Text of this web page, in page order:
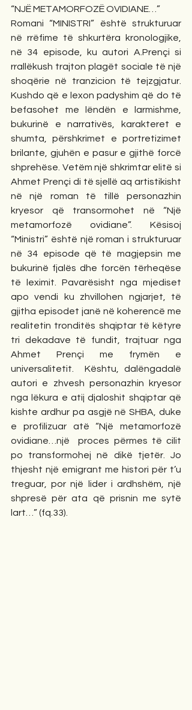
“NJË METAMORFOZË OVIDIANE…”
Romani “MINISTRI” është strukturuar
në rrëfime të shkurtëra kronologjike,
në 34 episode, ku autori A.Prençi si
rrallëkush trajton plagët sociale të një
shoqërie në tranzicion të tejzgjatur.
Kushdo që e lexon padyshim që do të
befasohet me lëndën e larmishme,
bukurinë e narrativës, karakteret e
shumta, përshkrimet e portretizimet
brilante, gjuhën e pasur e gjithë forcë
shprehëse. Vetëm një shkrimtar elitë si
Ahmet Prençi di të sjellë aq artistikisht
në një roman të tillë personazhin
kryesor që transormohet në “Një
metamorfozë ovidiane”. Kësisoj
“Ministri” është një roman i strukturuar
në 34 episode që të magjepsin me
bukurinë fjalës dhe forcën tërheqëse
të leximit. Pavarësisht nga mjediset
apo vendi ku zhvillohen ngjarjet, të
gjitha episodet janë në koherencë me
realitetin tronditës shqiptar të këtyre
tri dekadave të fundit, trajtuar nga
Ahmet Prençi me frymën e
universalitetit.  Kështu, dalëngadalë
autori e zhvesh personazhin kryesor
nga lëkura e atij djaloshit shqiptar që
kishte ardhur pa asgjë në SHBA, duke
e profilizuar atë “Një metamorfozë
ovidiane…një  proces përmes të cilit
po transformohej në dikë tjetër. Jo
thjesht një emigrant me histori për t’u
treguar, por një lider i ardhshëm, një
shpresë për ata që prisnin me sytë
lart…” (fq.33).